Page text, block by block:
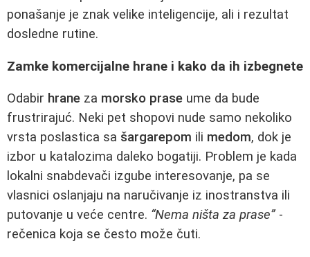
ponašanje je znak velike inteligencije, ali i rezultat
dosledne rutine.
Zamke komercijalne hrane i kako da ih izbegnete
Odabir hrane za morsko prase ume da bude
frustrirajuć. Neki pet shopovi nude samo nekoliko
vrsta poslastica sa šargarepom ili medom, dok je
izbor u katalozima daleko bogatiji. Problem je kada
lokalni snabdevači izgube interesovanje, pa se
vlasnici oslanjaju na naručivanje iz inostranstva ili
putovanje u veće centre. “Nema ništa za prase”-
rečenica koja se često može čuti.